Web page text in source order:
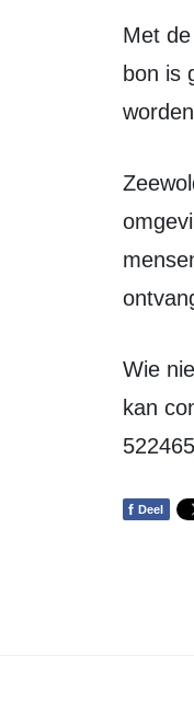
Met de ijsbon kunnen zij terecht bij ijssalon Gebo Gelato voor een gratis ijsje. De
bon is
Zeewoldevoorelkaar roept inwoners op om vrijwilligers en mantelzorgers in hun
Wie niet in de gelegenheid is om op de genoemde momenten langs te komen,
kan
f Deel